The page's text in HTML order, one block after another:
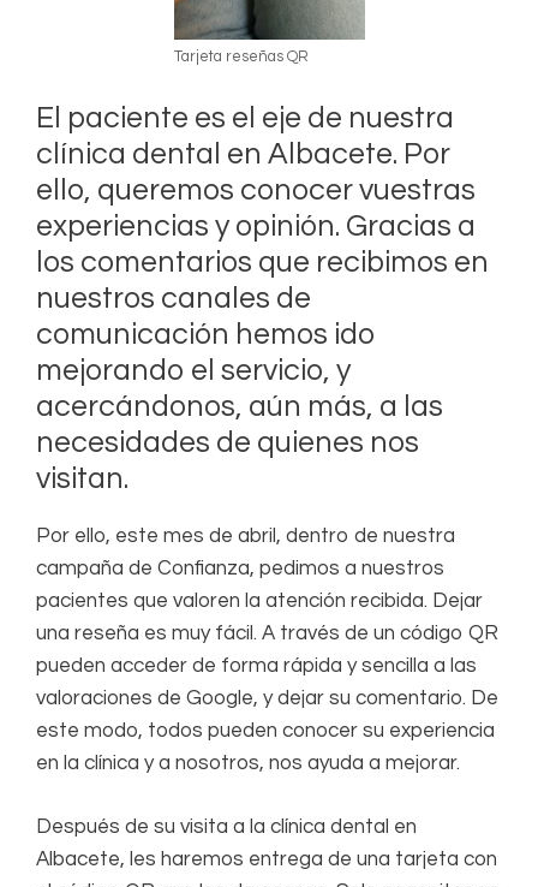
Tarjeta reseñas QR
El paciente es el eje de nuestra
clínica dental en Albacete. Por
ello, queremos conocer vuestras
experiencias y opinión. Gracias a
los comentarios que recibimos en
nuestros canales de
comunicación hemos ido
mejorando el servicio, y
acercándonos, aún más, a las
necesidades de quienes nos
visitan.
Por ello, este mes de abril, dentro de nuestra
campaña de Confianza, pedimos a nuestros
pacientes que valoren la atención recibida. Dejar
una reseña es muy fácil. A través de un código QR
pueden acceder de forma rápida y sencilla a las
valoraciones de Google, y dejar su comentario. De
este modo, todos pueden conocer su experiencia
en la clínica y a nosotros, nos ayuda a mejorar.
Después de su visita a la clínica dental en
Albacete, les haremos entrega de una tarjeta con